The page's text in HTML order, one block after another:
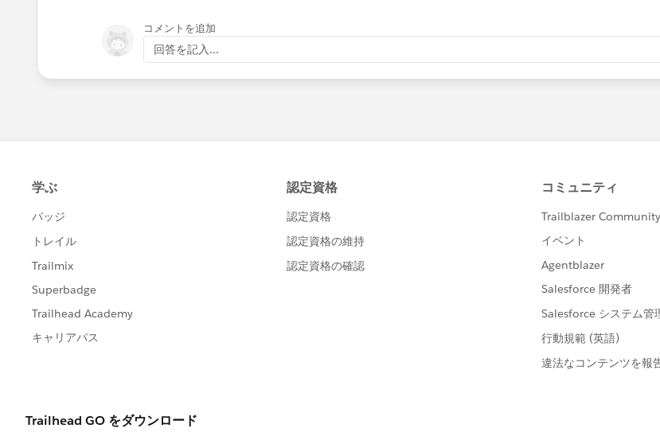
コメントを追加
回答を記入...